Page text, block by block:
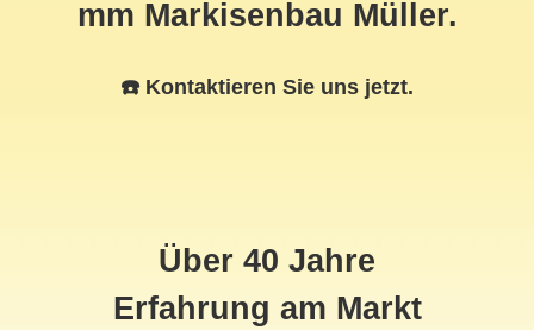
mm Markisenbau Müller.
☎️ Kontaktieren Sie uns jetzt.
Über 40 Jahre
Erfahrung am Markt